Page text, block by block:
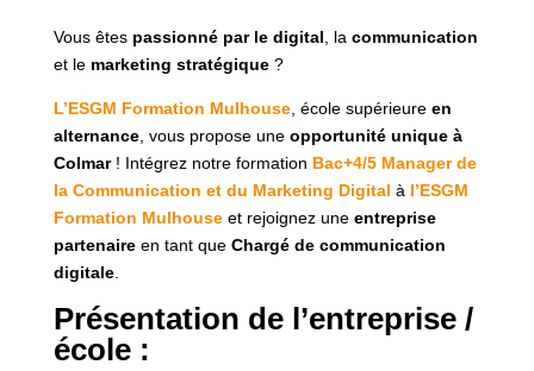
Vous êtes passionné par le digital , la communication
et le marketing stratégique?
L’ESGM Formation Mulhouse, école supérieure en
alternance, vous propose une opportunité unique à
Colmar! Intégrez notre formation Bac+4/5 Manager de
la Communication et du Marketing Digital à l’ESGM
Formation Mulhouseet rejoignez une entreprise
partenaireen tant que Chargé de communication
digitale.
Présentation de l’entreprise /
école :